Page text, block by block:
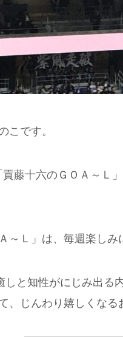
こです。
藤十六のＧＯＡ～Ｌ
～Ｌ」は、毎週楽し
しと知性がにじみ出
、じんわり嬉しくなる